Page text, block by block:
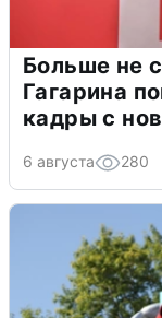
Больше не
Гагарина
кадры с
6 августа 280